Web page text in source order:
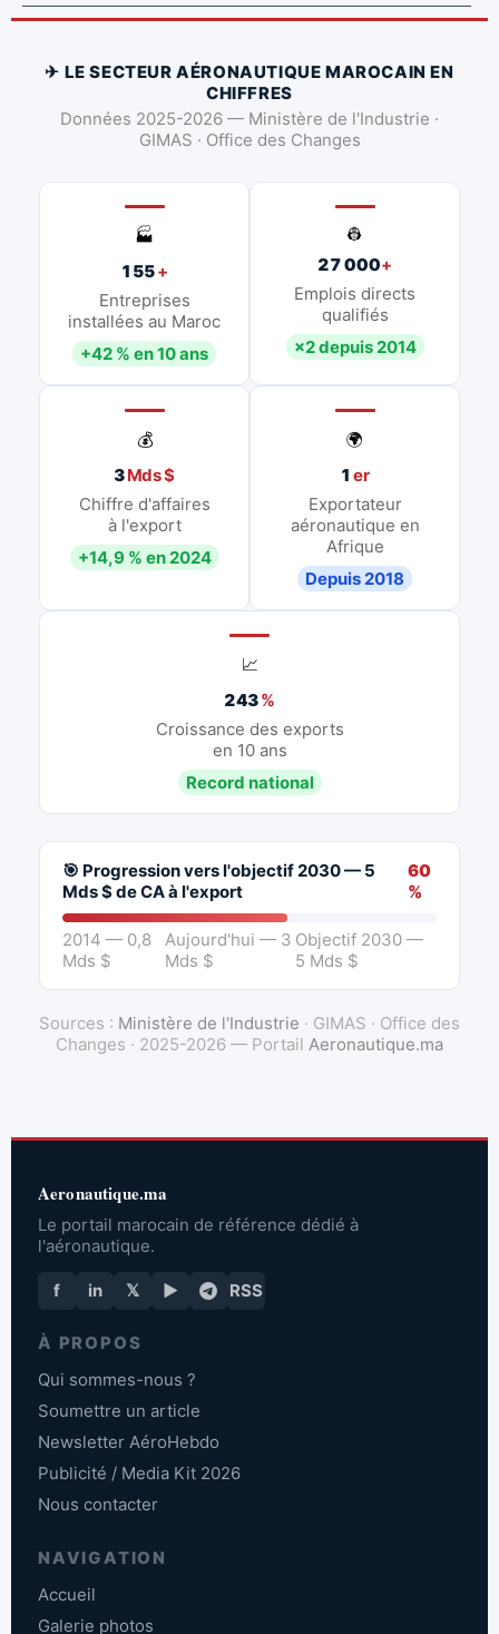
✈ LE SECTEUR AÉRONAUTIQUE MAROCAIN EN
CHIFFRES
Données 2025-2026 — Ministère de l'Industrie ·
GIMAS · Office des Changes
🏭
155+
Entreprises
installées au Maroc
+42 % en 10 ans
👷
27 000+
Emplois directs
qualifiés
×2 depuis 2014
💰
3Mds $
Chiffre d'affaires
à l'export
+14,9 % en 2024
🌍
1 er
Exportateur
aéronautique en
Afrique
Depuis 2018
📈
243%
Croissance des exports
en 10 ans
Record national
🎯 Progression vers l'objectif 2030 — 5
Mds $ de CA à l'export
60
%
2014 — 0,8
Mds $
Aujourd'hui — 3
Mds $
Objectif 2030 —
5 Mds $
Sources : Ministère de l'Industrie · GIMAS · Office des
Changes · 2025-2026 — Portail Aeronautique.ma
Aeronautique.ma
Le portail marocain de référence dédié à
l'aéronautique.
f in 𝕏 ▶ RSS
À PROPOS
Qui sommes-nous ?
Soumettre un article
Newsletter AéroHebdo
Publicité / Media Kit 2026
Nous contacter
NAVIGATION
Accueil
Galerie photos